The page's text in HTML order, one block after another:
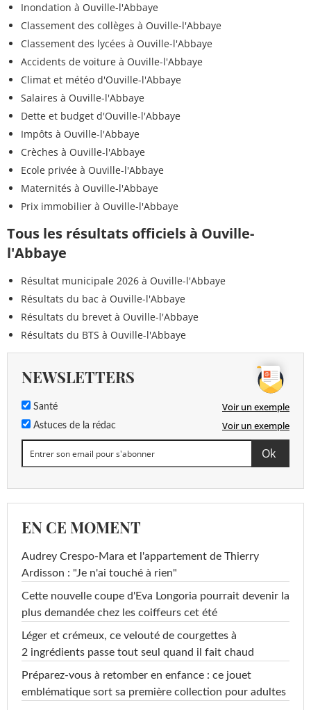
Inondation à Ouville-l'Abbaye
Classement des collèges à Ouville-l'Abbaye
Classement des lycées à Ouville-l'Abbaye
Accidents de voiture à Ouville-l'Abbaye
Climat et météo d'Ouville-l'Abbaye
Salaires à Ouville-l'Abbaye
Dette et budget d'Ouville-l'Abbaye
Impôts à Ouville-l'Abbaye
Crèches à Ouville-l'Abbaye
Ecole privée à Ouville-l'Abbaye
Maternités à Ouville-l'Abbaye
Prix immobilier à Ouville-l'Abbaye
Tous les résultats officiels à Ouville-
l'Abbaye
Résultat municipale 2026 à Ouville-l'Abbaye
Résultats du bac à Ouville-l'Abbaye
Résultats du brevet à Ouville-l'Abbaye
Résultats du BTS à Ouville-l'Abbaye
NEWSLETTERS
Santé Voir un exemple
Astuces de la rédac Voir un exemple
EN CE MOMENT
Audrey Crespo-Mara et l'appartement de Thierry
Ardisson : "Je n'ai touché à rien"
Cette nouvelle coupe d'Eva Longoria pourrait devenir la
plus demandée chez les coiffeurs cet été
Léger et crémeux, ce velouté de courgettes à
2 ingrédients passe tout seul quand il fait chaud
Préparez-vous à retomber en enfance : ce jouet
emblématique sort sa première collection pour adultes